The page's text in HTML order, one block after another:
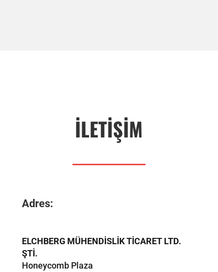
İLETİŞİM
Adres:
ELCHBERG MÜHENDİSLİK TİCARET LTD.
ŞTİ.
Honeycomb Plaza